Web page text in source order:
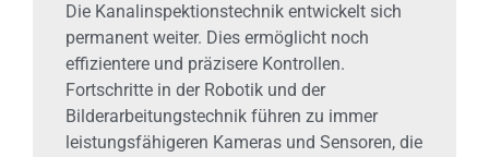
Die Kanalinspektionstechnik entwickelt sich
permanent weiter. Dies ermöglicht noch
effizientere und präzisere Kontrollen.
Fortschritte in der Robotik und der
Bilderarbeitungstechnik führen zu immer
leistungsfähigeren Kameras und Sensoren, die